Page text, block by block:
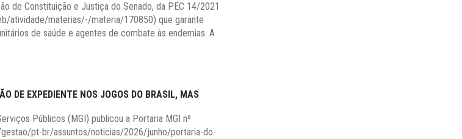
de Constituição e Justiça do Senado, da PEC 14/2021
atividade/materias/-/materia/170850) que garante
de saúde e agentes de combate às endemias. A
DE EXPEDIENTE NOS JOGOS DO BRASIL, MAS
Públicos (MGI) publicou a Portaria MGI nº
pt-br/assuntos/noticias/2026/junho/portaria-do-